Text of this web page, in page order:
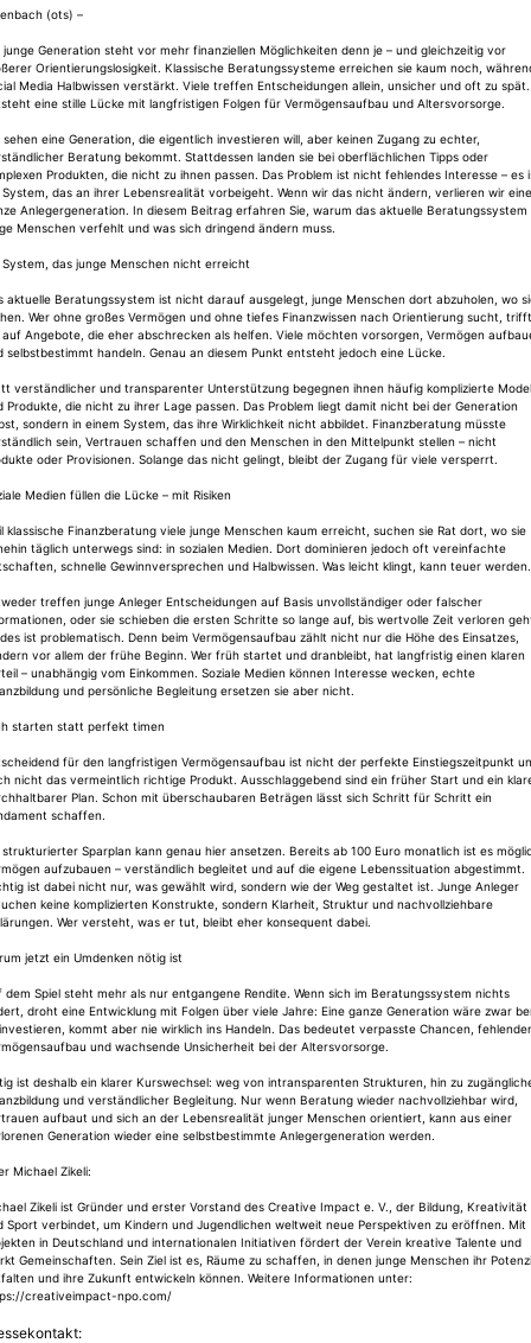
(ots) –
junge Generation steht vor mehr finanziellen Möglichkeiten denn je – und gleichzeitig vor
Orientierungslosigkeit. Klassische Beratungssysteme erreichen sie kaum noch,
Media Halbwissen verstärkt. Viele treffen Entscheidungen allein, unsicher und oft zu spät.
eine stille Lücke mit langfristigen Folgen für Vermögensaufbau und Altersvorsorge.
sehen eine Generation, die eigentlich investieren will, aber keinen Zugang zu echter,
Beratung bekommt. Stattdessen landen sie bei oberflächlichen Tipps oder
Produkten, die nicht zu ihnen passen. Das Problem ist nicht fehlendes Interesse – es
System, das an ihrer Lebensrealität vorbeigeht. Wenn wir das nicht ändern, verlieren wir eine
Anlegergeneration. In diesem Beitrag erfahren Sie, warum das aktuelle Beratungssystem
Menschen verfehlt und was sich dringend ändern muss.
System, das junge Menschen nicht erreicht
aktuelle Beratungssystem ist nicht darauf ausgelegt, junge Menschen dort abzuholen, wo
Wer ohne großes Vermögen und ohne tiefes Finanzwissen nach Orientierung sucht, trifft
Angebote, die eher abschrecken als helfen. Viele möchten vorsorgen, Vermögen
selbstbestimmt handeln. Genau an diesem Punkt entsteht jedoch eine Lücke.
verständlicher und transparenter Unterstützung begegnen ihnen häufig komplizierte
Produkte, die nicht zu ihrer Lage passen. Das Problem liegt damit nicht bei der Generation
sondern in einem System, das ihre Wirklichkeit nicht abbildet. Finanzberatung müsste
sein, Vertrauen schaffen und den Menschen in den Mittelpunkt stellen – nicht
oder Provisionen. Solange das nicht gelingt, bleibt der Zugang für viele versperrt.
Medien füllen die Lücke – mit Risiken
klassische Finanzberatung viele junge Menschen kaum erreicht, suchen sie Rat dort, wo sie
täglich unterwegs sind: in sozialen Medien. Dort dominieren jedoch oft vereinfachte
schnelle Gewinnversprechen und Halbwissen. Was leicht klingt, kann teuer werden.
treffen junge Anleger Entscheidungen auf Basis unvollständiger oder falscher
oder sie schieben die ersten Schritte so lange auf, bis wertvolle Zeit verloren
ist problematisch. Denn beim Vermögensaufbau zählt nicht nur die Höhe des Einsatzes,
vor allem der frühe Beginn. Wer früh startet und dranbleibt, hat langfristig einen klaren
– unabhängig vom Einkommen. Soziale Medien können Interesse wecken, echte
und persönliche Begleitung ersetzen sie aber nicht.
starten statt perfekt timen
für den langfristigen Vermögensaufbau ist nicht der perfekte Einstiegszeitpunkt
nicht das vermeintlich richtige Produkt. Ausschlaggebend sind ein früher Start und ein
Plan. Schon mit überschaubaren Beträgen lässt sich Schritt für Schritt ein
schaffen.
strukturierter Sparplan kann genau hier ansetzen. Bereits ab 100 Euro monatlich ist es
aufzubauen – verständlich begleitet und auf die eigene Lebenssituation abgestimmt.
ist dabei nicht nur, was gewählt wird, sondern wie der Weg gestaltet ist. Junge Anleger
keine komplizierten Konstrukte, sondern Klarheit, Struktur und nachvollziehbare
Wer versteht, was er tut, bleibt eher konsequent dabei.
jetzt ein Umdenken nötig ist
dem Spiel steht mehr als nur entgangene Rendite. Wenn sich im Beratungssystem nichts
droht eine Entwicklung mit Folgen über viele Jahre: Eine ganze Generation wäre zwar
kommt aber nie wirklich ins Handeln. Das bedeutet verpasste Chancen,
und wachsende Unsicherheit bei der Altersvorsorge.
ist deshalb ein klarer Kurswechsel: weg von intransparenten Strukturen, hin zu
und verständlicher Begleitung. Nur wenn Beratung wieder nachvollziehbar wird,
aufbaut und sich an der Lebensrealität junger Menschen orientiert, kann aus einer
Generation wieder eine selbstbestimmte Anlegergeneration werden.
Michael Zikeli:
Zikeli ist Gründer und erster Vorstand des Creative Impact e. V., der Bildung, Kreativität
Sport verbindet, um Kindern und Jugendlichen weltweit neue Perspektiven zu eröffnen. Mit
in Deutschland und internationalen Initiativen fördert der Verein kreative Talente und
Gemeinschaften. Sein Ziel ist es, Räume zu schaffen, in denen junge Menschen ihr
und ihre Zukunft entwickeln können. Weitere Informationen unter:
creativeimpact-npo.com/